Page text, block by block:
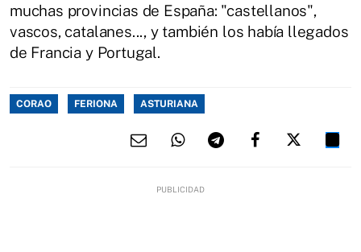
muchas provincias de España: "castellanos",
vascos, catalanes..., y también los había llegados
de Francia y Portugal.
CORAO FERIONA ASTURIANA